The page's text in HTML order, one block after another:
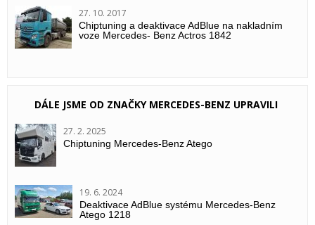
27. 10. 2017
Chiptuning a deaktivace AdBlue na nakladním
voze Mercedes- Benz Actros 1842
DÁLE JSME OD ZNAČKY MERCEDES-BENZ UPRAVILI
27. 2. 2025
Chiptuning Mercedes-Benz Atego
19. 6. 2024
Deaktivace AdBlue systému Mercedes-Benz
Atego 1218